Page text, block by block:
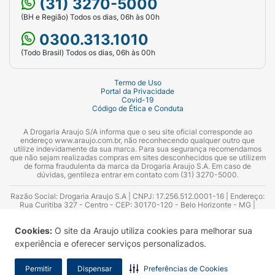
Cookies: O site da Araujo utiliza cookies para melhorar sua
experiência e oferecer serviços personalizados.
Permitir Dispensar Preferências de Cookies
Produto: Sabonete Líquido Infantil (Cabeça aos
Pés)
Volume Líquido:
400 ml
94% de ingredientes naturais,
Hipoalergênico
Segurança:Seguro desde os primeiros dias,
testado e aprovado por pediatras e
dermatologistas
água com válvula pump dosadora e estampa de
tartaruga dormindo
Código de Barras (EAN):7891033552528
(31) 3270-5000
(BH e Região) Todos os dias, 06h às 00h
0300.313.1010
(Todo Brasil) Todos os dias, 06h às 00h
Termo de Uso
Portal da Privacidade
Covid-19
Código de Ética e Conduta
A Drogaria Araujo S/A informa que o seu site oficial corresponde ao
endereço www.araujo.com.br, não reconhecendo qualquer outro que
utilize indevidamente da sua marca. Para sua segurança recomendamos
que não sejam realizadas compras em sites desconhecidos que se utilizem
de forma fraudulenta da marca da Drogaria Araujo S.A. Em caso de
dúvidas, gentileza entrar em contato com (31) 3270-5000.
Razão Social: Drogaria Araujo S.A | CNPJ: 17.256.512.0001-16 | Endereço:
Rua Curitiba 327 - Centro - CEP: 30170-120 - Belo Horizonte - MG |
Azevedo Guimarães – CRF 10.965 | Yasmin Silva Alvarenga – CRF 52.584 -
Consultor substituto: Thiago Aguiar Pinheiro - CRF Nº 13.748. Alvará
Sanitário: 2025020713 | Autorização de Funcionamento da Empresa (AFE):